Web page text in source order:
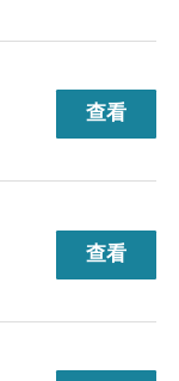
查看
查看